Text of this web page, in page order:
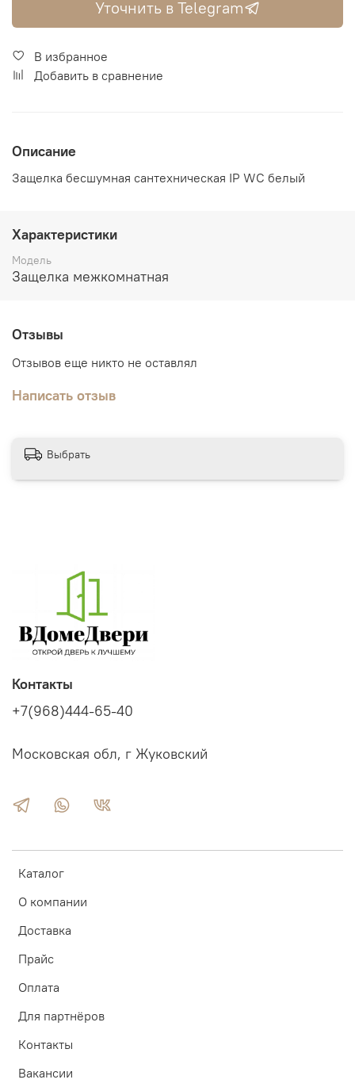
Уточнить в Telegram
В избранное
Добавить в сравнение
Описание
Защелка бесшумная сантехническая IP WC белый
Характеристики
Модель
Защелка межкомнатная
Отзывы
Отзывов еще никто не оставлял
Написать отзыв
Выбрать
Каталог
О компании
Доставка
Прайс
Оплата
Для партнёров
Контакты
Вакансии
Контакты
+7(968)444-65-40
Московская обл, г Жуковский